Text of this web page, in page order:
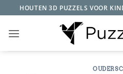
naar
inhoud
HOUTEN 3D PUZZELS VOOR